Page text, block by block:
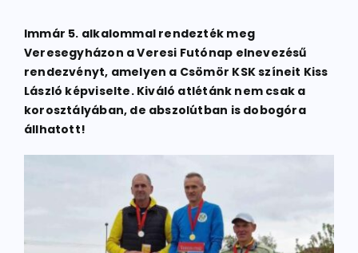
ATLÉTIKA
KERÉKPÁR
EGYÉB SPORTÁGAK
Immár 5. alkalommal rendezték meg
Veresegyházon a Veresi Futónap elnevezésű
rendezvényt, amelyen a Csömör KSK színeit Kiss
László képviselte. Kiváló atlétánk nem csak a
korosztályában, de abszolútban is dobogóra
állhatott!